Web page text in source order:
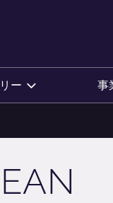
ー 事